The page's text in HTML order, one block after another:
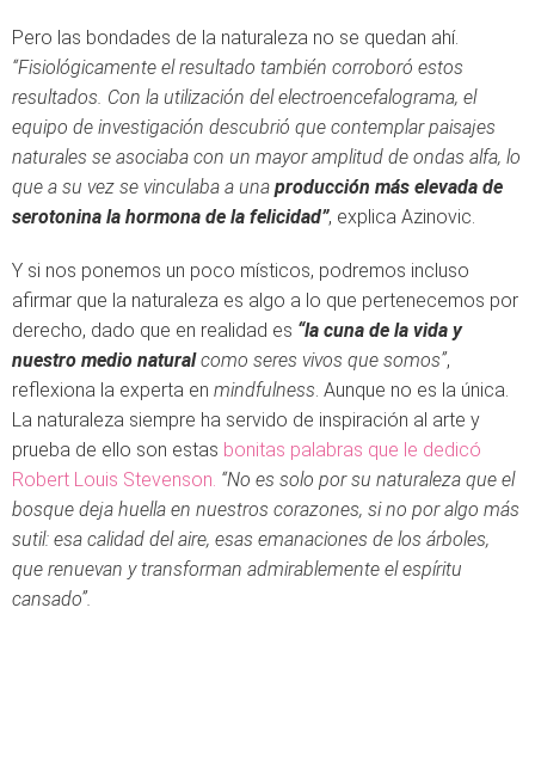
Pero las bondades de la naturaleza no se quedan ahí.
“Fisiológicamente el resultado también corroboró estos
resultados. Con la utilización del electroencefalograma, el
equipo de investigación descubrió que contemplar paisajes
naturales se asociaba con un mayor amplitud de ondas alfa, lo
que a su vez se vinculaba a una producción más elevada de
serotonina la hormona de la felicidad”, explica Azinovic.
Y si nos ponemos un poco místicos, podremos incluso
afirmar que la naturaleza es algo a lo que pertenecemos por
derecho, dado que en realidad es “la cuna de la vida y
nuestro medio naturalcomo seres vivos que somos”,
reflexiona la experta en mindfulness. Aunque no es la única.
La naturaleza siempre ha servido de inspiración al arte y
prueba de ello son estas bonitas palabras que le dedicó
Robert Louis Stevenson. “No es solo por su naturaleza que el
bosque deja huella en nuestros corazones, si no por algo más
sutil: esa calidad del aire, esas emanaciones de los árboles,
que renuevan y transforman admirablemente el espíritu
cansado”.